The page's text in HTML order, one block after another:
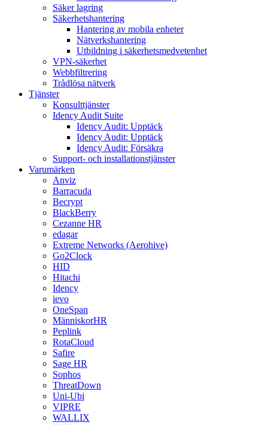
Säker lagring
Säkerhetshantering
Hantering av mobila enheter
Nätverkshantering
Utbildning i säkerhetsmedvetenhet
VPN-säkerhet
Webbfiltrering
Trådlösa nätverk
Tjänster
Konsulttjänster
Idency Audit Suite
Idency Audit: Upptäck
Idency Audit: Upptäck
Idency Audit: Försäkra
Support- och installationstjänster
Varumärken
Anviz
Barracuda
Becrypt
BlackBerry
Cezanne HR
edagar
Extreme Networks (Aerohive)
Go2Clock
HID
Hitachi
Idency
ievo
OneSpan
MänniskorHR
Peplink
RotaCloud
Safire
Sage HR
Sophos
ThreatDown
Uni-Ubi
VIPRE
WALLIX